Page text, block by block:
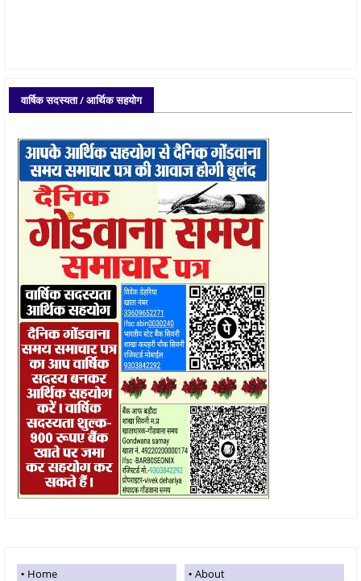
वार्षिक सदस्यता / आर्थिक सहयोग
Home About